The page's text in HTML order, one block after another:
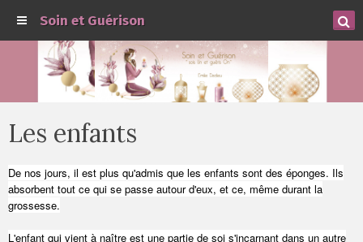
Soin et Guérison
Les enfants
De nos jours, il est plus qu'admis que les enfants sont des éponges. Ils
absorbent tout ce qui se passe autour d'eux, et ce, même durant la
grossesse.
L'enfant qui vient à naître est une partie de soi s'incarnant dans un autre